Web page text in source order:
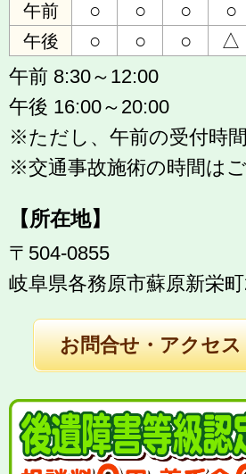
午前
○ ○ ○ ○
午後 ○ ○ ○ △
午前 8:30～12:00
午後 16:00～20:00
※ただし、午前の受付時
※交通事故施術の時間は
【所在地】
〒504-0855
岐阜県各務原市蘇原新栄
お問合せ・アクセス